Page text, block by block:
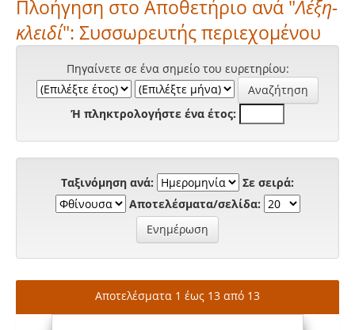
Πλοήγηση στο Αποθετήριο ανά "Λέξη-
κλειδί": Συσσωρευτής περιεχομένου
Πηγαίνετε σε ένα σημείο του ευρετηρίου:
Ή πληκτρολογήστε ένα έτος:
Ταξινόμηση ανά:
Σε σειρά:
Αποτελέσματα/σελίδα:
Αποτελέσματα 1 έως 13 από 13